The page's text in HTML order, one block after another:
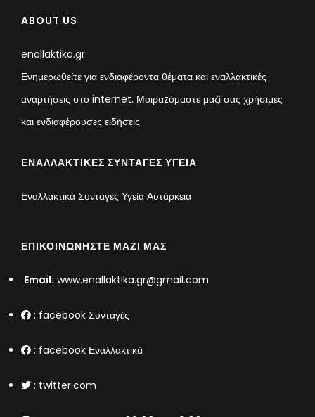
ABOUT US
enallaktika.gr
Ενημερωθείτε για ενδιαφέροντα θέματα και εναλλακτικές
αναρτήσεις στο internet. Μοιραzόμαστε μαζί σας χρήσιμες
και ενδιαφέρουσες ειδήσεις
ΕΝΑΛΛΑΚΤΙΚΈΣ ΣΥΝΤΑΓΈΣ ΥΓΕΊΑ
Εναλλακτικά Συνταγές Υγεία Αυτάρκεια
ΕΠΙΚΟΙΝΩΝΉΣΤΕ ΜΑΖΊ ΜΑΣ
Email: www.enallaktika.gr@gmail.com
: facebook Συνταγές
: facebook Εναλλακτικά
: twitter.com